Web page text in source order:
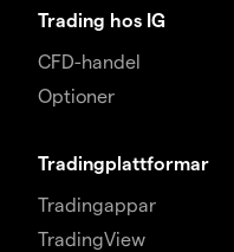
Trading hos IG
CFD-handel
Optioner
Tradingplattformar
Tradingappar
TradingView